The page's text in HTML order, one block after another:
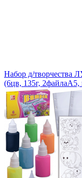
Набор д/творчества
(6цв, 135г,